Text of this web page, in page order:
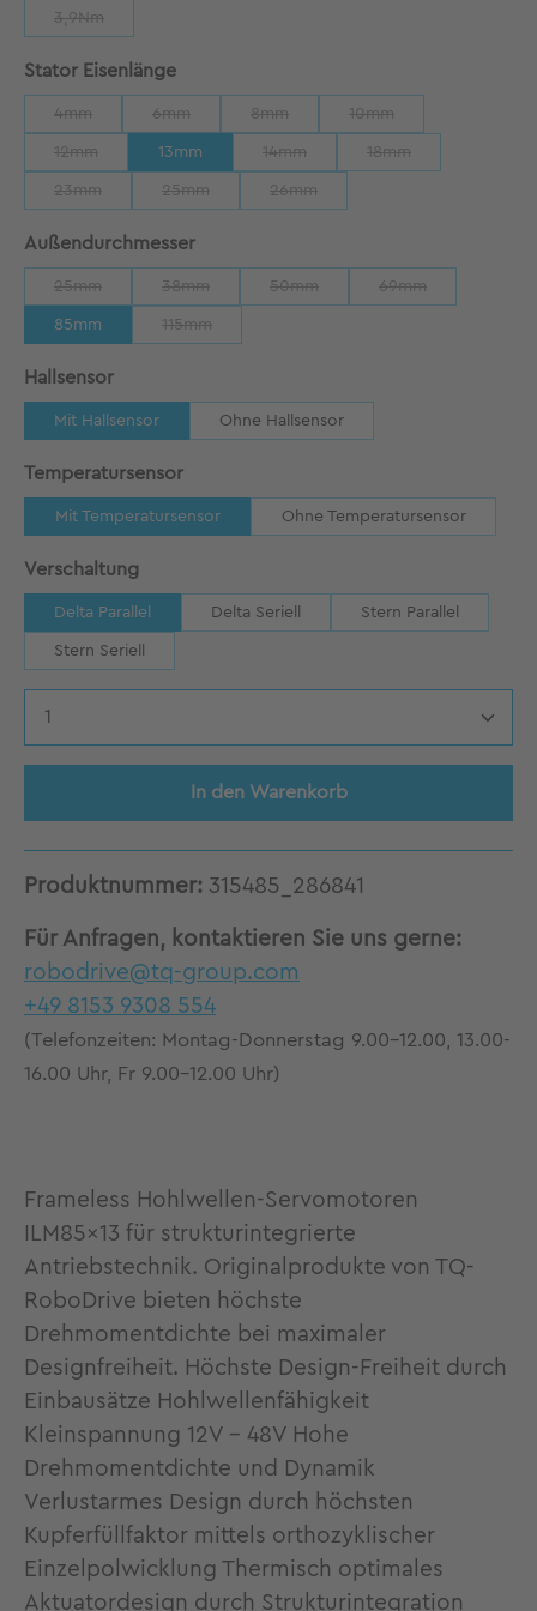
3,9Nm
Stator Eisenlängeauswählen
4mm 6mm 8mm 10mm
12mm 13mm 14mm 18mm
23mm 25mm 26mm
Außendurchmesserauswählen
25mm 38mm 50mm 69mm
85mm 115mm
Hallsensorauswählen
Mit Hallsensor Ohne Hallsensor
Temperatursensorauswählen
Mit Temperatursensor Ohne Temperatursensor
Verschaltungauswählen
Delta Parallel Delta Seriell Stern Parallel
Stern Seriell
Produkt Anzahl: Gib den gewünschten
In den Warenkorb
Produktnummer: 315485_286841
Für Anfragen, kontaktieren Sie uns gerne:
robodrive@tq-group.com
+49 8153 9308 554
(Telefonzeiten: Montag-Donnerstag 9.00-12.00, 13.00-
16.00 Uhr, Fr 9.00-12.00 Uhr)
Frameless Hohlwellen-Servomotoren
ILM85x13 für strukturintegrierte
Antriebstechnik. Originalprodukte von TQ-
RoboDrive bieten höchste
Drehmomentdichte bei maximaler
Designfreiheit. Höchste Design-Freiheit durch
Einbausätze Hohlwellenfähigkeit
Kleinspannung 12V - 48V Hohe
Drehmomentdichte und Dynamik
Verlustarmes Design durch höchsten
Kupferfüllfaktor mittels orthozyklischer
Einzelpolwicklung Thermisch optimales
Aktuatordesign durch Strukturintegration